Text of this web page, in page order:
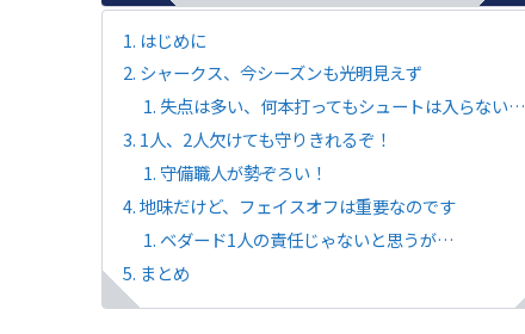
はじめに
シャークス、今シーズンも光明見えず
失点は多い、何本打ってもシュートは入らない…
1人、2人欠けても守りきれるぞ！
守備職人が勢ぞろい！
地味だけど、フェイスオフは重要なのです
ベダード1人の責任じゃないと思うが…
まとめ